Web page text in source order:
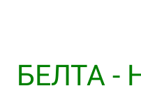
БЕЛТА -